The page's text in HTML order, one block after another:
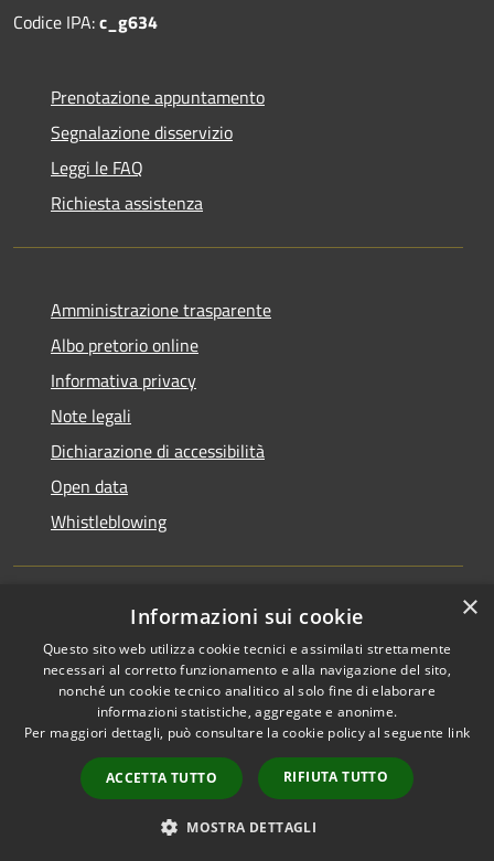
Codice IPA:c_g634
Prenotazione appuntamento
Segnalazione disservizio
Leggi le FAQ
Richiesta assistenza
Amministrazione trasparente
Albo pretorio online
Informativa privacy
Note legali
Dichiarazione di accessibilità
Open data
Whistleblowing
Accessibilità
Privacy
Mappa del sito
Area Riservata
Dipendenti
WebMail Dipendenti
Pieve Emanuele • Powered by
Municipium•Accesso
redazione
×
Informazioni sui cookie
Questo sito web utilizza cookie tecnici e assimilati strettamente
necessari al corretto funzionamento e alla navigazione del sito,
nonché un cookie tecnico analitico al solo fine di elaborare
informazioni statistiche, aggregate e anonime.
Per maggiori dettagli, può consultare la cookie policy al seguente link
ACCETTA TUTTO RIFIUTA TUTTO
MOSTRA DETTAGLI